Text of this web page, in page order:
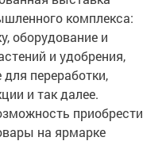
комплекса:
оборудование и
и удобрения,
переработки,
и так далее.
приобрести
на ярмарке